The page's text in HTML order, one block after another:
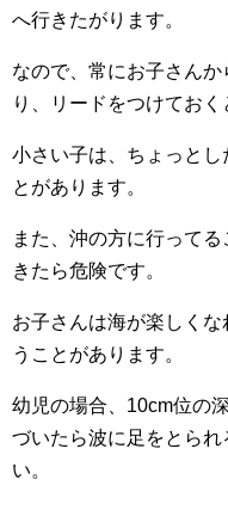
へ行きたがります。
なので、常にお子さん
り、リードをつけておく
小さい子は、ちょっと
とがあります。
また、沖の方に行って
きたら危険です。
お子さんは海が楽しく
うことがあります。
幼児の場合、10cm位の
づいたら波に足をとら
い。